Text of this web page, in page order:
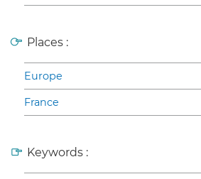
Places :
Europe
France
Keywords :